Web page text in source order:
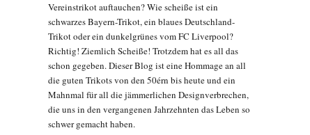
Vereinstrikot auftauchen? Wie scheiße ist ein
schwarzes Bayern-Trikot, ein blaues Deutschland-
Trikot oder ein dunkelgrünes vom FC Liverpool?
Richtig! Ziemlich Scheiße! Trotzdem hat es all das
schon gegeben. Dieser Blog ist eine Hommage an all
die guten Trikots von den 50érn bis heute und ein
Mahnmal für all die jämmerlichen Designverbrechen,
die uns in den vergangenen Jahrzehnten das Leben so
schwer gemacht haben.